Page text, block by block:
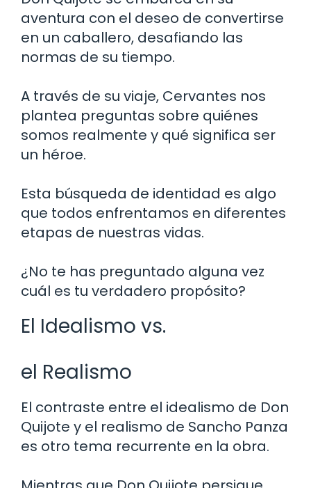
aventura con el deseo de convertirse
en un caballero, desafiando las
normas de su tiempo.
A través de su viaje, Cervantes nos
plantea preguntas sobre quiénes
somos realmente y qué significa ser
un héroe.
Esta búsqueda de identidad es algo
que todos enfrentamos en diferentes
etapas de nuestras vidas.
¿No te has preguntado alguna vez
cuál es tu verdadero propósito?
El Idealismo vs.
el Realismo
El contraste entre el idealismo de Don
Quijote y el realismo de Sancho Panza
es otro tema recurrente en la obra.